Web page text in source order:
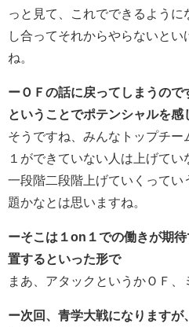
っと見て、これでできるよう
し合ってそれからやらないと
ね。
ーＯＦの話に戻ってしまうの
ということでポテンシャルを感
そうですね、みんなトップチ
１ができていない人は上げて
一段階二段階上げていくってい
題かなとは思いますね。
ーそこは１on１での働きが期
置するといった形で
まあ、アタックというかＯＦ、
ー次回、青学大戦になります